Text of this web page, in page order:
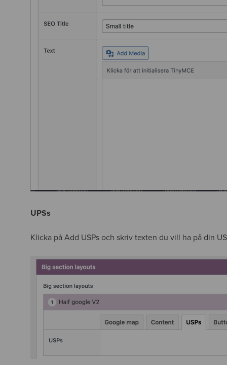
UPSs
Klicka på Add USPs och skriv texten du vill ha på din